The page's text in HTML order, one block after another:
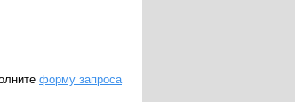
форму запроса